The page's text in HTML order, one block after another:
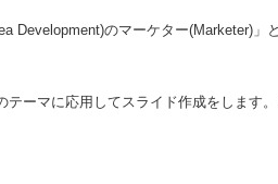
Development)のマーケター(Marketer)」
ーマに応用してスライド作成をします